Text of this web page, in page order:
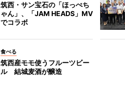
筑西・サン宝石の「ほっぺち
ゃん」、「JAM HEADS」MV
でコラボ
食べる
筑西産モモ使うフルーツビー
ル 結城麦酒が醸造